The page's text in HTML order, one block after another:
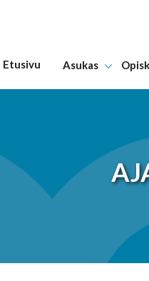
Etusivu Asukas